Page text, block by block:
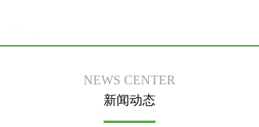
NEWS CENTER
新闻动态